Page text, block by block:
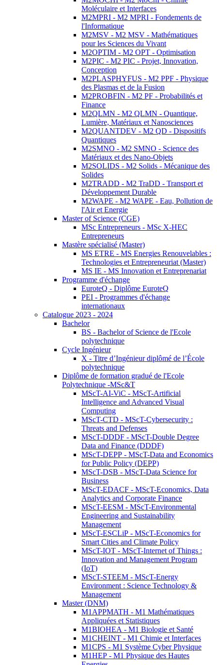
Moléculaire et Interfaces
M2MPRI - M2 MPRI - Fondements de
l'Informatique
M2MSV - M2 MSV - Mathématiques
pour les Sciences du Vivant
M2OPTIM - M2 OPT - Optimisation
M2PIC - M2 PIC - Projet, Innovation,
Conception
M2PLASPHYFUS - M2 PPF - Physique
des Plasmas et de la Fusion
M2PROBFIN - M2 PF - Probabilités et
Finance
M2QLMN - M2 QLMN - Quantique,
Lumière, Matériaux et Nanosciences
M2QUANTDEV - M2 QD - Dispositifs
Quantiques
M2SMNO - M2 SMNO - Science des
Matériaux et des Nano-Objets
M2SOLIDS - M2 Solids - Mécanique des
Solides
M2TRADD - M2 TraDD - Transport et
Développement Durable
M2WAPE - M2 WAPE - Eau, Pollution de
l'Air et Energie
Master of Science (CGE)
MSc Entrepreneurs - MSc X-HEC
Entrepreneurs
Mastère spécialisé (Master)
MS ETRE - MS Energies Renouvelables :
Technologies et Entrepreneuriat (Master)
MS IE - MS Innovation et Entreprenariat
Programme d'échange
EuroteQ - Diplôme EuroteQ
PEI - Programmes d'échange
internationaux
Catalogue 2023 - 2024
Bachelor
BS - Bachelor of Science de l'Ecole
polytechnique
Cycle Ingénieur
X - Titre d’Ingénieur diplômé de l’École
polytechnique
Diplôme de formation gradué de l'Ecole
Polytechnique -MSc&T
MScT-AI-ViC - MScT-Artificial
Intelligence and Advanced Visual
Computing
MScT-CTD - MScT-Cybersecurity :
Threats and Defenses
MScT-DDDF - MScT-Double Degree
Data and Finance (DDDF)
MScT-DEPP - MScT-Data and Economics
for Public Policy (DEPP)
MScT-DSB - MScT-Data Science for
Business
MScT-EDACF - MScT-Economics, Data
Analytics and Corporate Finance
MScT-EESM - MScT-Environmental
Engineering and Sustainability
Management
MScT-ESCLiP - MScT-Economics for
Smart Cities and Climate Policy
MScT-IOT - MScT-Internet of Things :
Innovation and Management Program
(IoT)
MScT-STEEM - MScT-Energy
Environment : Science Technology &
Management
Master (DNM)
M1APPMATH - M1 Mathématiques
Appliquées et Statistiques
M1BIOHEA - M1 Biologie et Santé
M1CHEINT - M1 Chimie et Interfaces
M1CPS - M1 Système Cyber Physique
M1HEP - M1 Physique des Hautes